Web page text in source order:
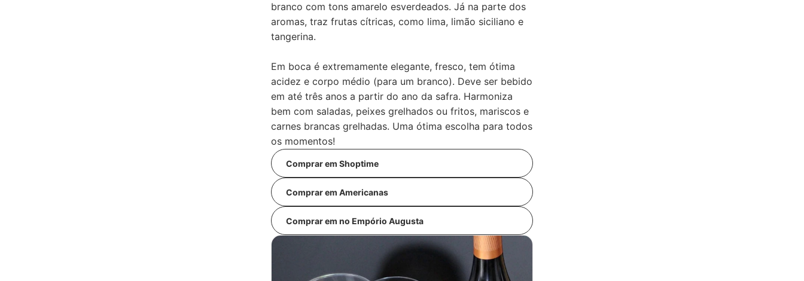
branco com tons amarelo esverdeados. Já na parte dos
aromas, traz frutas cítricas, como lima, limão siciliano e
tangerina.
Em boca é extremamente elegante, fresco, tem ótima
acidez e corpo médio (para um branco). Deve ser bebido
em até três anos a partir do ano da safra. Harmoniza
bem com saladas, peixes grelhados ou fritos, mariscos e
carnes brancas grelhadas. Uma ótima escolha para todos
os momentos!
Comprar em Shoptime
Comprar em Americanas
Comprar em no Empório Augusta